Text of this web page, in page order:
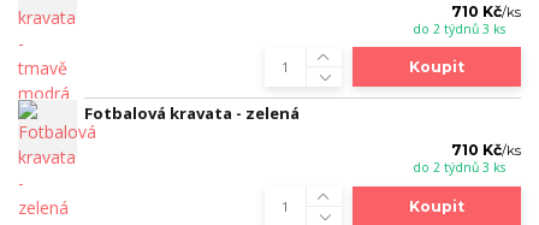
710 Kč/ks
do 2 týdnů 3 ks
Koupit
Fotbalová kravata - zelená
710 Kč/ks
do 2 týdnů 3 ks
Koupit